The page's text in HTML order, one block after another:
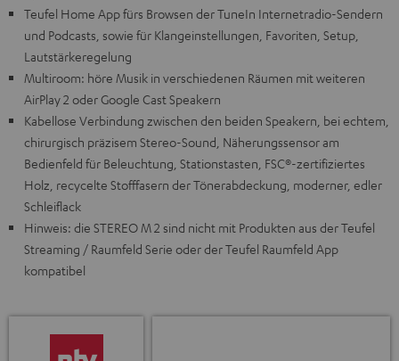
Teufel Home App fürs Browsen der TuneIn Internetradio-Sendern
und Podcasts, sowie für Klangeinstellungen, Favoriten, Setup,
Lautstärkeregelung
Multiroom: höre Musik in verschiedenen Räumen mit weiteren
AirPlay 2 oder Google Cast Speakern
Kabellose Verbindung zwischen den beiden Speakern, bei echtem,
chirurgisch präzisem Stereo-Sound, Näherungssensor am
Bedienfeld für Beleuchtung, Stationstasten, FSC®-zertifiziertes
Holz, recycelte Stofffasern der Tönerabdeckung, moderner, edler
Schleiflack
Hinweis: die STEREO M 2 sind nicht mit Produkten aus der Teufel
Streaming / Raumfeld Serie oder der Teufel Raumfeld App
kompatibel